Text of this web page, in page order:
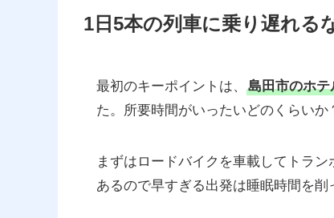
1日5本の列車に乗り遅れる
最初のキーポイントは、 島田市のホ
た。所要時間がいったいどのくらいか
まずはロードバイクを車載してトラ
あるので早すぎる出発は睡眠時間を削